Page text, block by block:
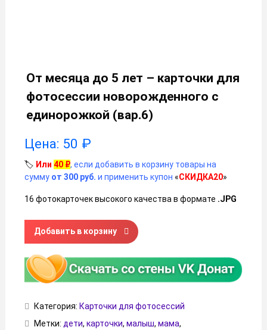
От месяца до 5 лет – карточки для
фотосессии новорожденного с
единорожкой (вар.6)
Цена: 50 ₽
🏷️ Или 40 ₽, если добавить в корзину товары на
сумму от 300 руб. и применить купон «СКИДКА20»
16 фотокарточек высокого качества в формате .JPG
Количество товара От месяца до 5 лет - карточки для
Добавить в корзину
Категория: Карточки для фотосессий
Метки: дети, карточки, малыш, мама,